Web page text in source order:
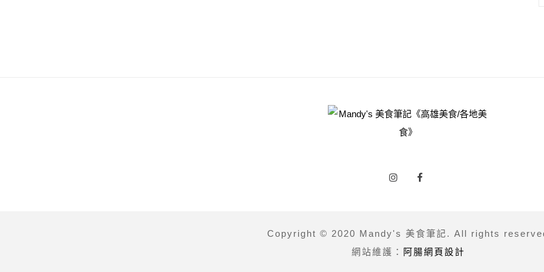
Copyright © 2020 Mandy's 美食筆記. All rights
網站維護： 阿腸網頁設計